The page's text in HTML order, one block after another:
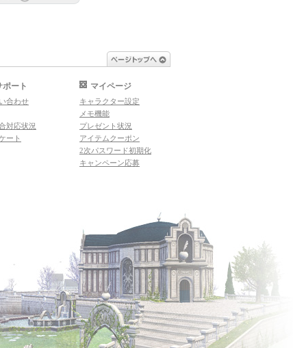
ポート
合わせ
対応状況
ート
マイページ
キャラクター設定
メモ機能
プレゼント状況
アイテムクーポン
2次パスワード初期化
キャンペーン応募